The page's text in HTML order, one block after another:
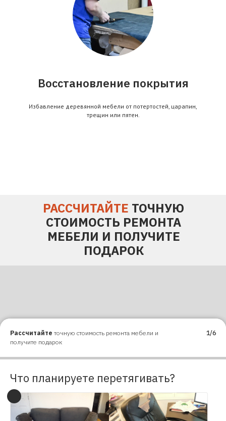
Восстановление покрытия
Избавление деревянной мебели от потертостей, царапин,
трещин или пятен.
РАССЧИТАЙТЕ ТОЧНУЮ
СТОИМОСТЬ РЕМОНТА
МЕБЕЛИ И ПОЛУЧИТЕ
ПОДАРОК
Рассчитайте точную стоимость ремонта мебели и
получите подарок
1/6
Что планируете перетягивать?